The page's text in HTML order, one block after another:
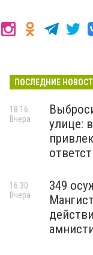
ПОСЛЕДНИЕ
улице:
18:16
Вчера
349
16:30
Вчера